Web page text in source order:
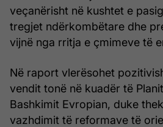
veçanërisht në kushtet e
tregjet ndërkombëtare dhe
vijnë nga rritja e çmimeve të
Në raport vlerësohet
vendit tonë në kuadër të
Bashkimit Evropian, duke
vazhdimit të reformave të